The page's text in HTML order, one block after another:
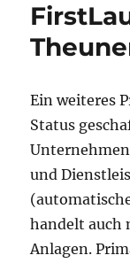
Ein weiteres
Status
und
handelt auch
Anlagen.